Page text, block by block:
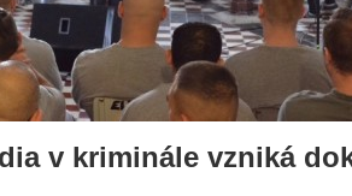
v kriminále vzniká